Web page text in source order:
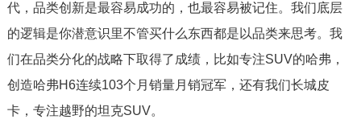
代，品类创新是最容易成功的，也最容易被记住。我们底层
的逻辑是你潜意识里不管买什么东西都是以品类来思考。我
们在品类分化的战略下取得了成绩，比如专注SUV的哈弗，
创造哈弗H6连续103个月销量月销冠军，还有我们长城皮
卡，专注越野的坦克SUV。